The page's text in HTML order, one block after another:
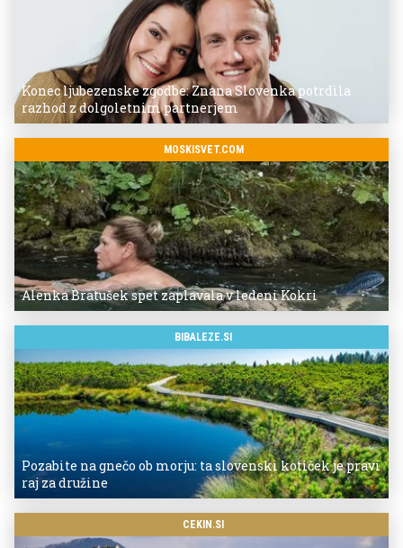
Konec ljubezenske zgodbe: Znana Slovenka potrdila
razhod z dolgoletnim partnerjem
MOSKISVET.COM
Alenka Bratušek spet zaplavala v ledeni Kokri
BIBALEZE.SI
Pozabite na gnečo ob morju: ta slovenski kotiček je pravi
raj za družine
CEKIN.SI